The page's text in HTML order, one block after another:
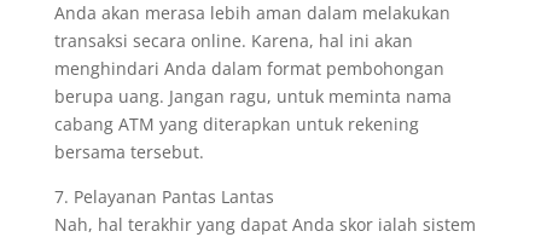
Anda akan merasa lebih aman dalam melakukan
transaksi secara online. Karena, hal ini akan
menghindari Anda dalam format pembohongan
berupa uang. Jangan ragu, untuk meminta nama
cabang ATM yang diterapkan untuk rekening
bersama tersebut.
7. Pelayanan Pantas Lantas
Nah, hal terakhir yang dapat Anda skor ialah sistem